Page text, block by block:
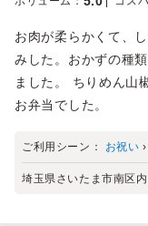
お肉が柔らかくて、
みした。おかずの種
ました。 ちりめん山
お弁当でした。
ご利用シーン： お祝い ›
埼玉県さいたま市南区